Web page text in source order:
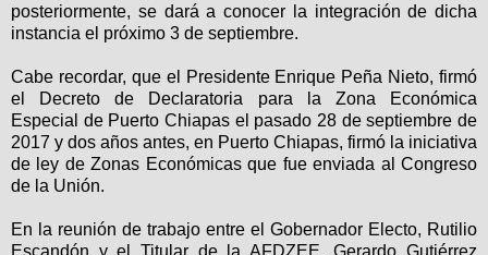
posteriormente, se dará a conocer la integración de dicha
instancia el próximo 3 de septiembre.
Cabe recordar, que el Presidente Enrique Peña Nieto, firmó
el Decreto de Declaratoria para la Zona Económica
Especial de Puerto Chiapas el pasado 28 de septiembre de
2017 y dos años antes, en Puerto Chiapas, firmó la iniciativa
de ley de Zonas Económicas que fue enviada al Congreso
de la Unión.
En la reunión de trabajo entre el Gobernador Electo, Rutilio
Escandón y el Titular de la AFDZEE, Gerardo Gutiérrez